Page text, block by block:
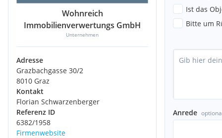
Wohnreich
Immobilienverwertungs GmbH
Unternehmen
Adresse
Grazbachgasse 30/2
8010 Graz
Kontakt
Florian Schwarzenberger
Referenz ID
6382/1958
Firmenwebsite
Ist das
Bitte um
Anrede